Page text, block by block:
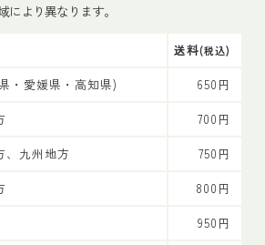
より異なります。
送料(税込)
・愛媛県・高知県)
650円
700円
、九州地方
750円
800円
950円